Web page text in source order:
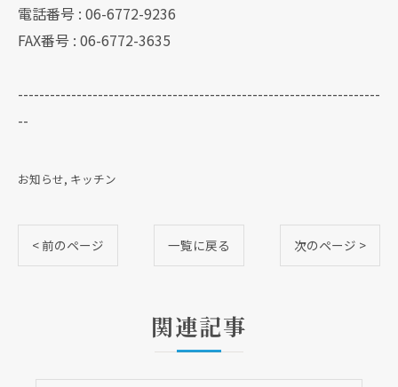
電話番号 : 06-6772-9236
FAX番号 : 06-6772-3635
--------------------------------------------------------------------
--
お知らせ キッチン
< 前のページ 一覧に戻る 次のページ >
関連記事